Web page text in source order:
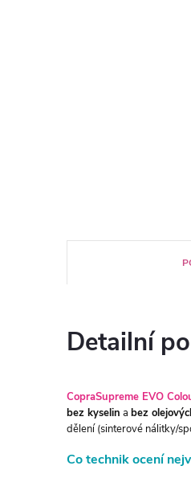
Detailní
CopraSupreme EVO
bez kyselin a bez
dělení (sinterové nálitky/
Co technik ocení